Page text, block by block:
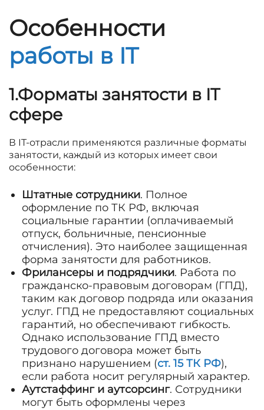
Особенности
работы в IT
1.Форматы занятости в IT
сфере
В IT-отрасли применяются различные форматы
занятости, каждый из которых имеет свои
особенности:
Штатные сотрудники. Полное
оформление по ТК РФ, включая
социальные гарантии (оплачиваемый
отпуск, больничные, пенсионные
отчисления). Это наиболее защищенная
форма занятости для работников.
Фрилансеры и подрядчики. Работа по
гражданско-правовым договорам (ГПД),
таким как договор подряда или оказания
услуг. ГПД не предоставляют социальных
гарантий, но обеспечивают гибкость.
Однако использование ГПД вместо
трудового договора может быть
признано нарушением (ст. 15 ТК РФ),
если работа носит регулярный характер.
Аутстаффинг и аутсорсинг. Сотрудники
могут быть оформлены через